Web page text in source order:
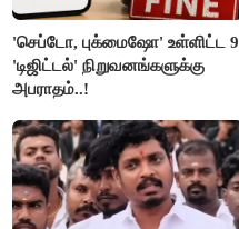
'செப்டோ, புக்மைஷோ' உள்ளிட்ட 9
'டிஜிட்டல்' நிறுவனங்களுக்கு
அபராதம்..!